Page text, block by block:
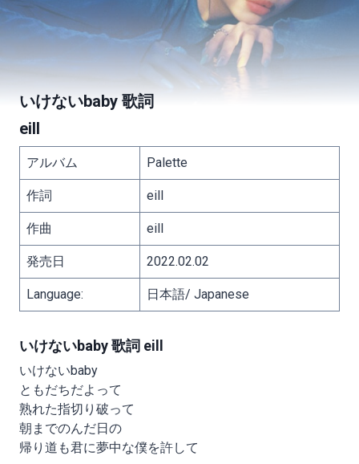
いけないbaby 歌詞
eill
アルバム Palette
作詞 eill
作曲 eill
発売日 2022.02.02
Language: 日本語/ Japanese
いけないbaby 歌詞 eill
いけないbaby
ともだちだよって
熟れた指切り破って
朝までのんだ日の
帰り道も君に夢中な僕を許して